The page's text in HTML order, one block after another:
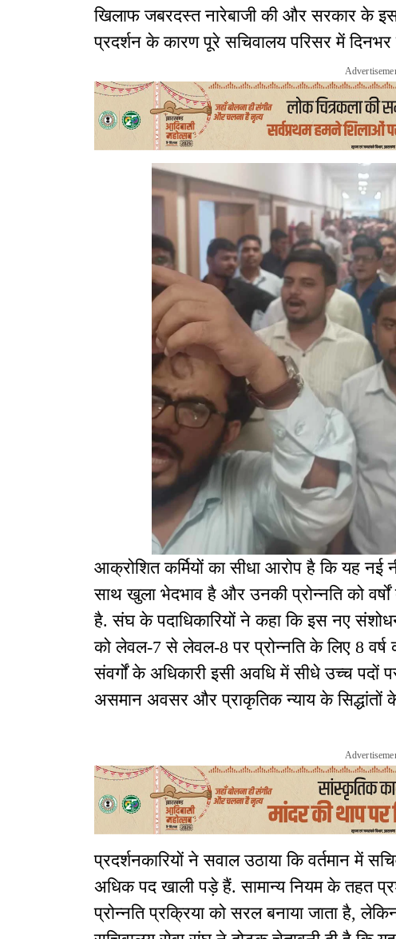
खिलाफ जबरदस्त नारेबाजी की और सरकार के
प्रदर्शन के कारण पूरे सचिवालय परिसर में दिनभर
आक्रोशित कर्मियों का सीधा आरोप है कि यह नई
साथ खुला भेदभाव है और उनकी प्रोन्नति को
है. संघ के पदाधिकारियों ने कहा कि इस नए
को लेवल-7 से लेवल-8 पर प्रोन्नति के लिए 8 वर्ष
संवर्गों के अधिकारी इसी अवधि में सीधे उच्च पदों
असमान अवसर और प्राकृतिक न्याय के सिद्धांतों
प्रदर्शनकारियों ने सवाल उठाया कि वर्तमान में
अधिक पद खाली पड़े हैं. सामान्य नियम के तहत
प्रोन्नति प्रक्रिया को सरल बनाया जाता है,